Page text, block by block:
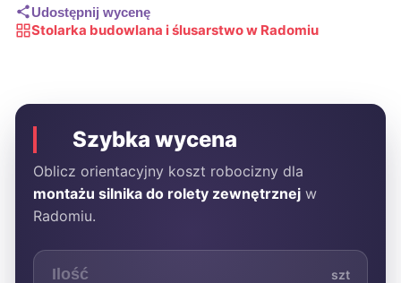
Udostępnij wycenę
Stolarka budowlana i ślusarstwo w Radomiu
Szybka wycena
Oblicz orientacyjny koszt robocizny dla
montażu silnika do rolety zewnętrznej w
Radomiu.
szt